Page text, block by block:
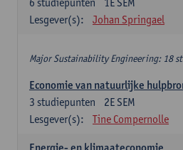
Lesgever(s):
Johan Springael
Major Sustainability Engineering: 18
Economie van natuurlijke
2E SEM
3 studiepunten
Lesgever(s):
Tine Compernolle